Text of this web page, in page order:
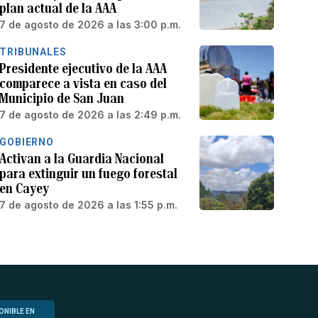
plan actual de la AAA
7 de agosto de 2026 a las 3:00 p.m.
TRIBUNALES
Presidente ejecutivo de la AAA
comparece a vista en caso del
Municipio de San Juan
7 de agosto de 2026 a las 2:49 p.m.
GOBIERNO
Activan a la Guardia Nacional
para extinguir un fuego forestal
en Cayey
7 de agosto de 2026 a las 1:55 p.m.
EN